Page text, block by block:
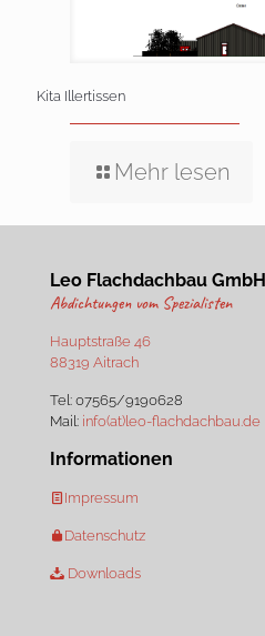
Kita Illertissen
Mehr lesen
Leo Flachdachbau GmbH
Abdichtungen vom Spezialisten
Hauptstraße 46
88319 Aitrach
Tel: 07565/9190628
Mail: info(at)leo-flachdachbau.de
Informationen
Impressum
Datenschutz
Downloads